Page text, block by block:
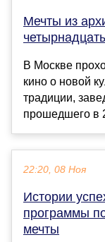
Мечты из
В Москве
кино о новой
традиции,
прошедшего в
22:20, 08 Ноя
Истории
программы
мечты